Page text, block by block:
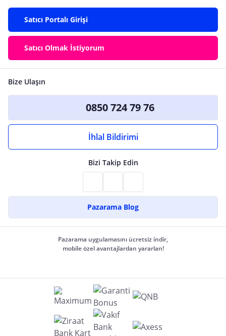
Satıcı Portalı Girişi
Satıcı Olmak İstiyorum
Bize Ulaşın
0850 724 79 76
İhlal Bildirimi
Bizi Takip Edin
Pazarama Blog
Pazarama uygulamasını ücretsiz indir,
mobile özel avantajlardan yararlan!